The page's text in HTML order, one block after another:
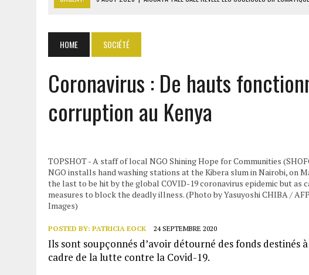
AFFAIRE PAPE CHEIKH DIALLO : OUSMANE KANE CRAINT DE NOUVELLES
9 AOÛT 2026 | GABON : 46 000 ÉLÈVES DU PRIMAIRE AFFECTÉS EN CLASSE DE SIXIÈME
ASSALA À DAMAS : UN CONCERT QUI RAVIVE LES FRACTURES SYRIENNES
HOME SOCIÉTÉ
Coronavirus : De hauts
corruption au Kenya
TOPSHOT - A staff of local NGO Shining Hope for Communities
NGO installs hand washing stations at the Kibera slum in Nairobi, on
the last to be hit by the global COVID-19 coronavirus epidemic but as
measures to block the deadly illness. (Photo by Yasuyoshi CHIBA /
Images)
POSTED BY: PATRICIA EOCK 24 SEPTEMBRE 2020
Ils sont soupçonnés d’avoir détourné des fonds destinés
cadre de la lutte contre la Covid-19.